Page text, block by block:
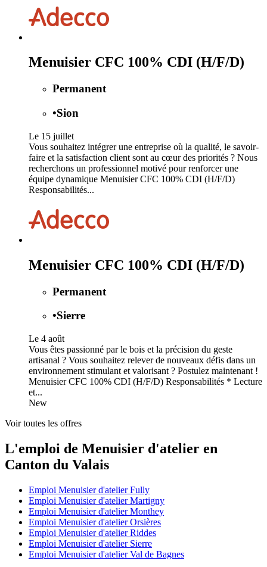
Menuisier CFC 100% CDI (H/F/D)
Permanent
•Sion
Le 15 juillet
Vous souhaitez intégrer une entreprise où la qualité, le savoir-
faire et la satisfaction client sont au cœur des priorités ? Nous
recherchons un professionnel motivé pour renforcer une
équipe dynamique Menuisier CFC 100% CDI (H/F/D)
Responsabilités...
Menuisier CFC 100% CDI (H/F/D)
Permanent
•Sierre
Le 4 août
Vous êtes passionné par le bois et la précision du geste
artisanal ? Vous souhaitez relever de nouveaux défis dans un
environnement stimulant et valorisant ? Postulez maintenant !
Menuisier CFC 100% CDI (H/F/D) Responsabilités * Lecture
et...
New
Voir toutes les offres
L'emploi de Menuisier d'atelier en
Canton du Valais
Emploi Menuisier d'atelier Fully
Emploi Menuisier d'atelier Martigny
Emploi Menuisier d'atelier Monthey
Emploi Menuisier d'atelier Orsières
Emploi Menuisier d'atelier Riddes
Emploi Menuisier d'atelier Sierre
Emploi Menuisier d'atelier Val de Bagnes